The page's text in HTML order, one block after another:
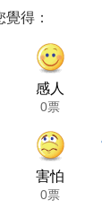
得：
感人
0票
害怕
0票